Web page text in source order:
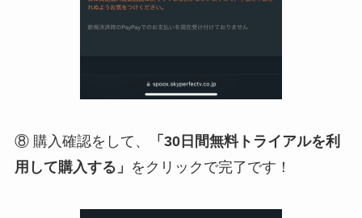
⑧ 購入確認をして、
「30日間無料トライアルを利
用して購入する」 をクリックで完了です！